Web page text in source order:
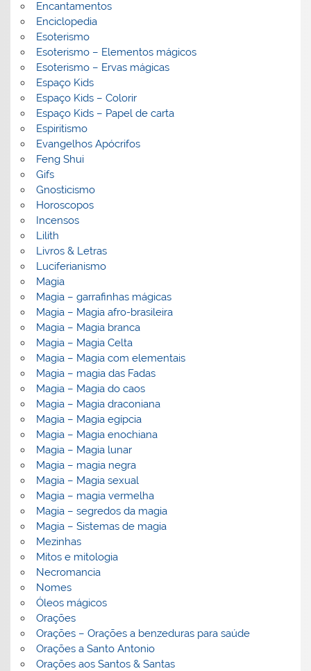
Encantamentos
Enciclopedia
Esoterismo
Esoterismo – Elementos mágicos
Esoterismo – Ervas mágicas
Espaço Kids
Espaço Kids – Colorir
Espaço Kids – Papel de carta
Espiritismo
Evangelhos Apócrifos
Feng Shui
Gifs
Gnosticismo
Horoscopos
Incensos
Lilith
Livros & Letras
Luciferianismo
Magia
Magia – garrafinhas mágicas
Magia – Magia afro-brasileira
Magia – Magia branca
Magia – Magia Celta
Magia – Magia com elementais
Magia – magia das Fadas
Magia – Magia do caos
Magia – Magia draconiana
Magia – Magia egípcia
Magia – Magia enochiana
Magia – Magia lunar
Magia – magia negra
Magia – Magia sexual
Magia – magia vermelha
Magia – segredos da magia
Magia – Sistemas de magia
Mezinhas
Mitos e mitologia
Necromancia
Nomes
Óleos mágicos
Orações
Orações – Orações a benzeduras para saúde
Orações a Santo Antonio
Orações aos Santos & Santas